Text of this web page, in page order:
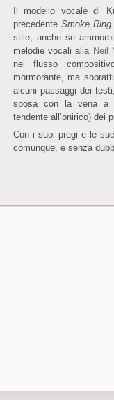
Il modello vocale di
precedente Smoke
stile, anche se
melodie vocali alla Neil
nel flusso
mormorante, ma
alcuni passaggi dei
sposa con la vena a
tendente all’onirico) dei
Con i suoi pregi e le
comunque, e senza